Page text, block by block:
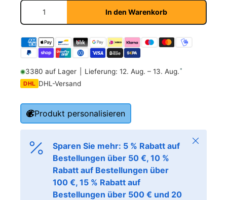
Anzahl
In den Warenkorb
3380 auf Lager Lieferung: 12. Aug. – 13. Aug.*
DHL DHL-Versand
Produkt personalisieren
Sparen Sie mehr: 5 % Rabatt auf
Bestellungen über 50 €, 10 %
Rabatt auf Bestellungen über
100 €, 15 % Rabatt auf
Bestellungen über 500 € und 20
Schließen